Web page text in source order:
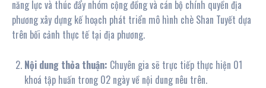
năng lực và thúc đẩy nhóm cộng đồng và cán bộ chính quyền địa
phương xây dựng kế hoạch phát triển mô hình chè Shan Tuyết dựa
trên bối cảnh thực tế tại địa phương.
Nội dung thỏa thuận: Chuyên gia sẽ trực tiếp thực hiện 01
khoá tập huấn trong 02 ngày về nội dung nêu trên.